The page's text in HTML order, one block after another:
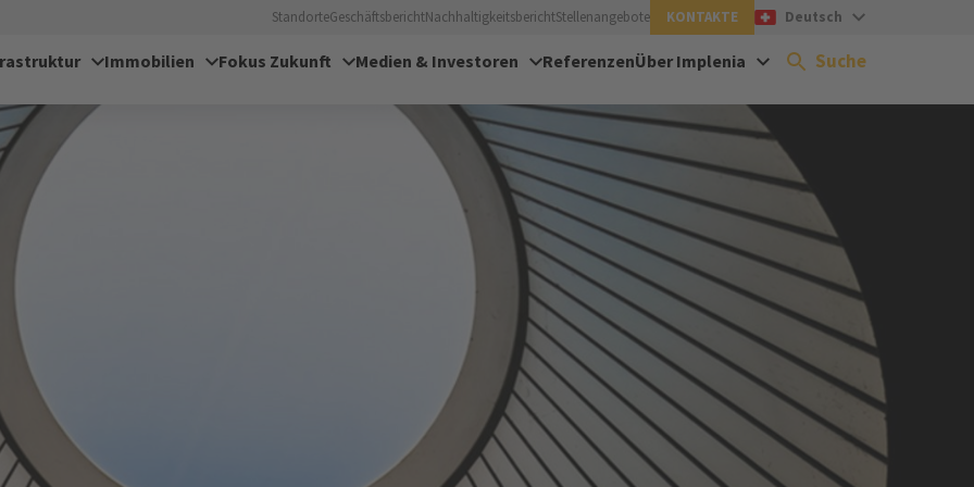
StandorteGeschäftsberichtNachhaltigkeitsberichtStellenangebote KONTAKTE Deutsch
Immobilien Fokus Zukunft Medien & Investoren ReferenzenÜber Implenia Suche